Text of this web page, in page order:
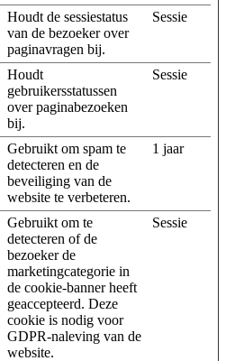
Houdt de sessiestatus
van de bezoeker over
paginavragen bij.
Sessie
Houdt
gebruikersstatussen
over paginabezoeken
bij.
Sessie
Gebruikt om spam te
detecteren en de
beveiliging van de
website te verbeteren.
1 jaar
Gebruikt om te
detecteren of de
bezoeker de
marketingcategorie in
de cookie-banner heeft
geaccepteerd. Deze
cookie is nodig voor
GDPR-naleving van de
website.
Sessie